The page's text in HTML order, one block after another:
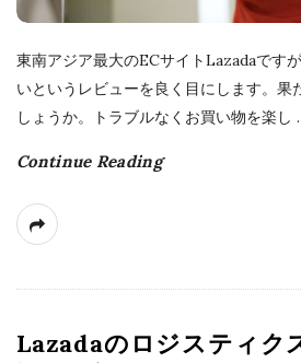
東南アジア最大のECサイトLazadaです
いというレビューを良く目にします。果
しょうか。トラブルなくお買い物を楽し
Continue Reading
Lazadaのロジスティク